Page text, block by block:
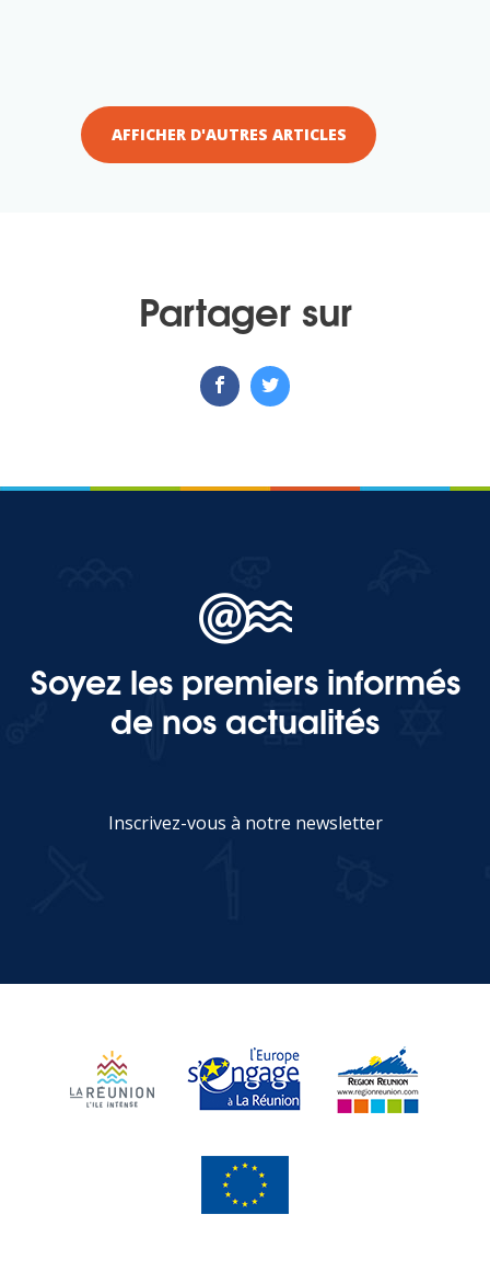
AFFICHER D'AUTRES ARTICLES
Partager sur
Soyez les premiers informés
de nos actualités
Inscrivez-vous à notre newsletter